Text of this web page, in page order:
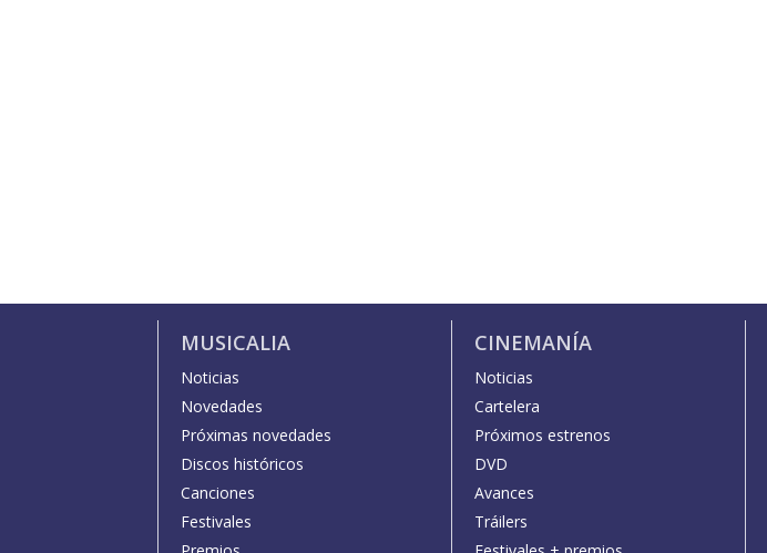
MUSICALIA
Noticias
Novedades
Próximas novedades
Discos históricos
Canciones
Festivales
CINEMANÍA
Noticias
Cartelera
Próximos estrenos
DVD
Avances
Tráilers